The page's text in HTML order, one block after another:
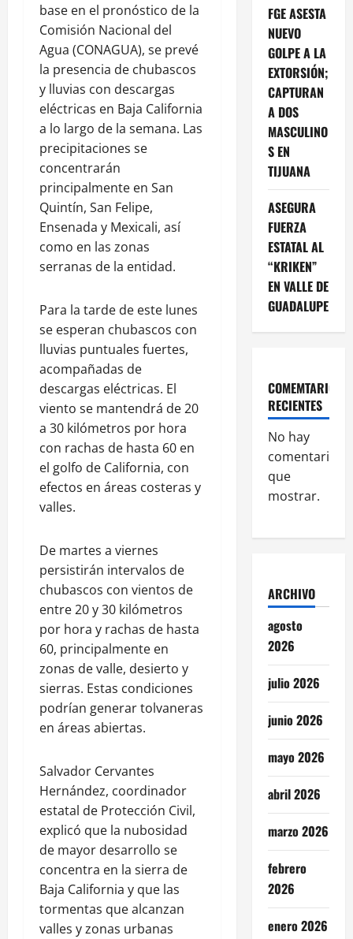
base en el pronóstico de la
Comisión Nacional del
Agua (CONAGUA), se prevé
la presencia de chubascos
y lluvias con descargas
eléctricas en Baja California
a lo largo de la semana. Las
precipitaciones se
concentrarán
principalmente en San
Quintín, San Felipe,
Ensenada y Mexicali, así
como en las zonas
serranas de la entidad.
Para la tarde de este lunes
se esperan chubascos con
lluvias puntuales fuertes,
acompañadas de
descargas eléctricas. El
viento se mantendrá de 20
a 30 kilómetros por hora
con rachas de hasta 60 en
el golfo de California, con
efectos en áreas costeras y
valles.
De martes a viernes
persistirán intervalos de
chubascos con vientos de
entre 20 y 30 kilómetros
por hora y rachas de hasta
60, principalmente en
zonas de valle, desierto y
sierras. Estas condiciones
podrían generar tolvaneras
en áreas abiertas.
Salvador Cervantes
Hernández, coordinador
estatal de Protección Civil,
explicó que la nubosidad
de mayor desarrollo se
concentra en la sierra de
Baja California y que las
tormentas que alcanzan
valles y zonas urbanas
FGE ASESTA
NUEVO
GOLPE A LA
EXTORSIÓN;
CAPTURAN
A DOS
MASCULINO
S EN
TIJUANA
ASEGURA
FUERZA
ESTATAL AL
“KRIKEN”
EN VALLE DE
GUADALUPE
COMEMTARIOS
RECIENTES
No hay
comentarios
que
mostrar.
ARCHIVO
agosto
2026
julio 2026
junio 2026
mayo 2026
abril 2026
marzo 2026
febrero
2026
enero 2026